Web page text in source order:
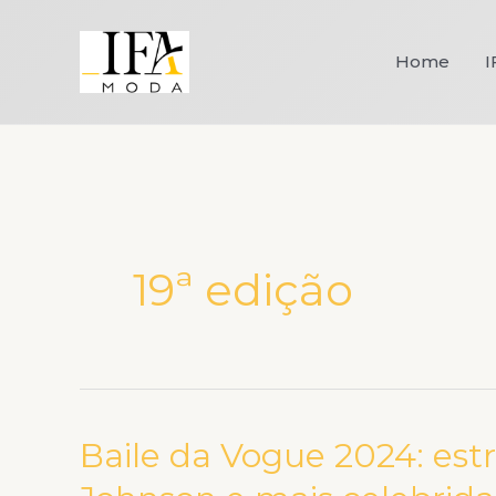
Home
19ª edição
Baile da Vogue 2024:
Baile